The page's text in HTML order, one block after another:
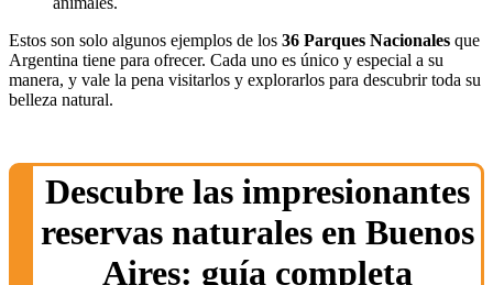
Estos son solo algunos ejemplos de los 36 Parques Nacionales que
Argentina tiene para ofrecer. Cada uno es único y especial a su
manera, y vale la pena visitarlos y explorarlos para descubrir toda su
belleza natural.
Descubre las impresionantes
reservas naturales en Buenos
Aires: guía completa